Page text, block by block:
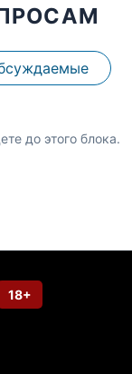
до этого блока.
18+